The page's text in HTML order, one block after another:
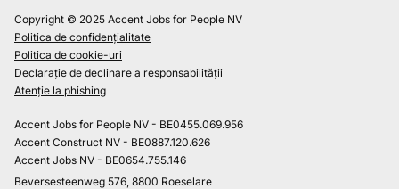
Copyright © 2025 Accent Jobs for People NV
Politica de confidențialitate
Politica de cookie-uri
Declarație de declinare a responsabilității
Atenție la phishing
Accent Jobs for People NV - BE0455.069.956
Accent Construct NV - BE0887.120.626
Accent Jobs NV - BE0654.755.146
Beversesteenweg 576, 8800 Roeselare